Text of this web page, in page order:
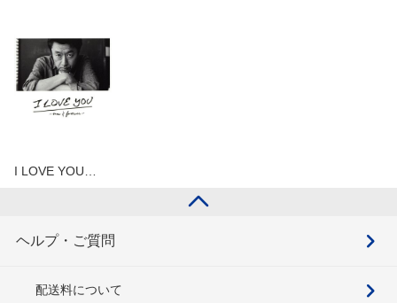
I LOVE YOU…
ヘルプ・ご質問
配送料について